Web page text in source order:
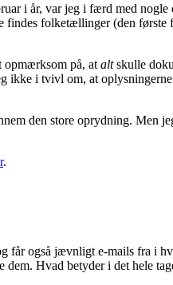
i år, var jeg i færd med
folketællinger (den
opmærksom på, at altskulle
ikke i tvivl om, at
den store oprydning. Men
.
får også jævnligt e-mails fra i
dem. Hvad betyder i det hele